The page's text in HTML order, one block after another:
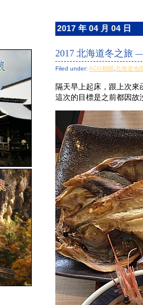
2017 年 04 月 04 日
2017 北海道冬之旅
Filed under: ACG相關 北海道地
隔天早上起床，跟上次
這次的目標是之前都因故